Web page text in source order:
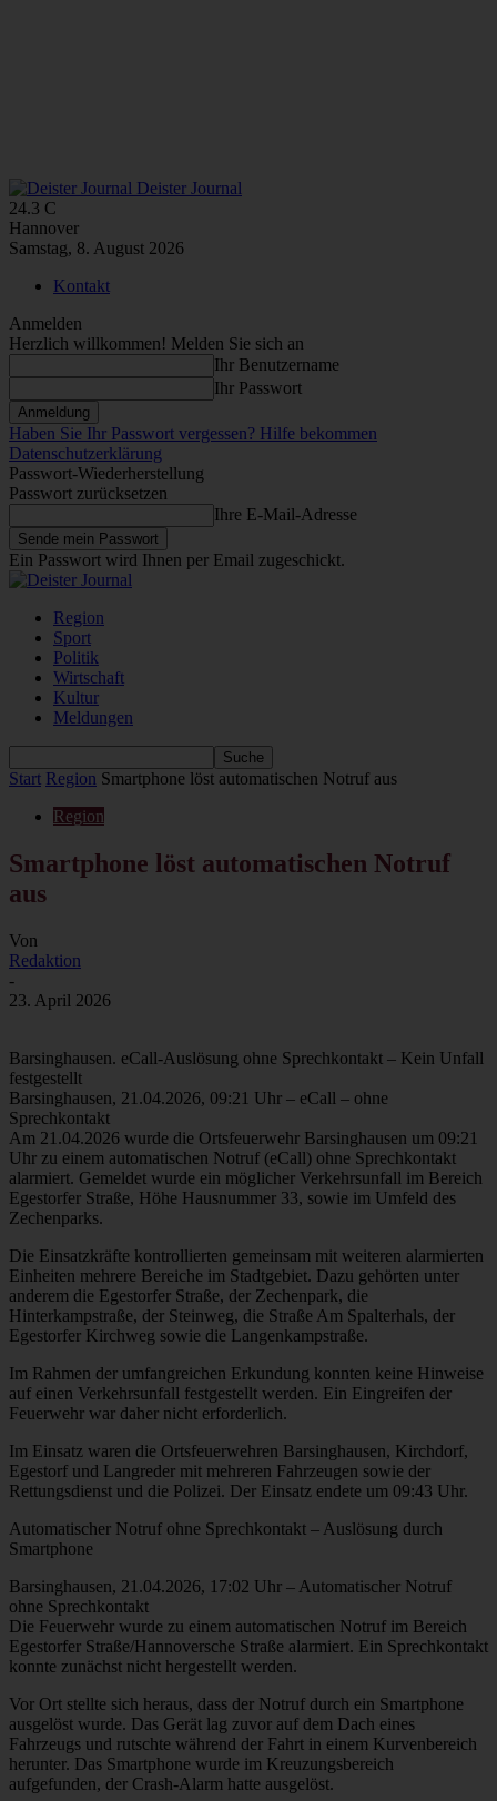
Deister Journal
24.3 C
Hannover
Samstag, 8. August 2026
Kontakt
Anmelden
Herzlich willkommen! Melden Sie sich an
Ihr Benutzername
Ihr Passwort
Haben Sie Ihr Passwort vergessen? Hilfe bekommen
Datenschutzerklärung
Passwort-Wiederherstellung
Passwort zurücksetzen
Ihre E-Mail-Adresse
Ein Passwort wird Ihnen per Email zugeschickt.
Region
Sport
Politik
Wirtschaft
Kultur
Meldungen
Start Region Smartphone löst automatischen Notruf aus
Region
Smartphone löst automatischen Notruf
aus
Von
Redaktion
-
23. April 2026
Barsinghausen. eCall-Auslösung ohne Sprechkontakt – Kein Unfall
festgestellt
Barsinghausen, 21.04.2026, 09:21 Uhr – eCall – ohne
Sprechkontakt
Am 21.04.2026 wurde die Ortsfeuerwehr Barsinghausen um 09:21
Uhr zu einem automatischen Notruf (eCall) ohne Sprechkontakt
alarmiert. Gemeldet wurde ein möglicher Verkehrsunfall im Bereich
Egestorfer Straße, Höhe Hausnummer 33, sowie im Umfeld des
Zechenparks.
Die Einsatzkräfte kontrollierten gemeinsam mit weiteren alarmierten
Einheiten mehrere Bereiche im Stadtgebiet. Dazu gehörten unter
anderem die Egestorfer Straße, der Zechenpark, die
Hinterkampstraße, der Steinweg, die Straße Am Spalterhals, der
Egestorfer Kirchweg sowie die Langenkampstraße.
Im Rahmen der umfangreichen Erkundung konnten keine Hinweise
auf einen Verkehrsunfall festgestellt werden. Ein Eingreifen der
Feuerwehr war daher nicht erforderlich.
Im Einsatz waren die Ortsfeuerwehren Barsinghausen, Kirchdorf,
Egestorf und Langreder mit mehreren Fahrzeugen sowie der
Rettungsdienst und die Polizei. Der Einsatz endete um 09:43 Uhr.
Automatischer Notruf ohne Sprechkontakt – Auslösung durch
Smartphone
Barsinghausen, 21.04.2026, 17:02 Uhr – Automatischer Notruf
ohne Sprechkontakt
Die Feuerwehr wurde zu einem automatischen Notruf im Bereich
Egestorfer Straße/Hannoversche Straße alarmiert. Ein Sprechkontakt
konnte zunächst nicht hergestellt werden.
Vor Ort stellte sich heraus, dass der Notruf durch ein Smartphone
ausgelöst wurde. Das Gerät lag zuvor auf dem Dach eines
Fahrzeugs und rutschte während der Fahrt in einem Kurvenbereich
herunter. Das Smartphone wurde im Kreuzungsbereich
aufgefunden, der Crash-Alarm hatte ausgelöst.